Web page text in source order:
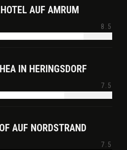
AUF AMRUM
8.5
IN HERINGSDORF
7.5
AUF NORDSTRAND
7.5